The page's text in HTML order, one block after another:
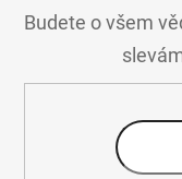
Budete o všem